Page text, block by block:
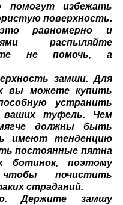
помогут избежать
поверхность.
равномерно и
распыляйте
не помочь, а
замши. Для
вы можете купить
устранить
ваших туфель. Чем
должны быть
имеют тенденцию
постоянные пятна
ботинок, поэтому
почистить
страданий.
Держите замшу